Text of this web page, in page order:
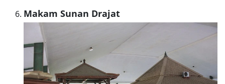
Makam Sunan Drajat